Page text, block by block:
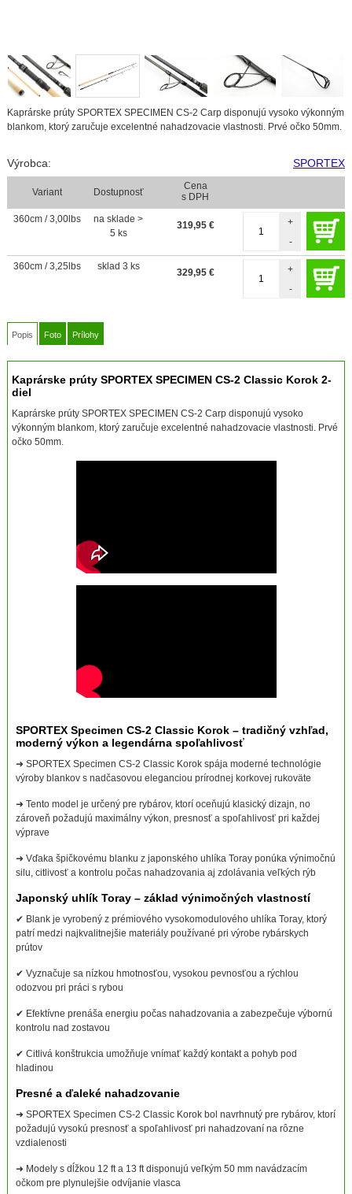
Kaprárske prúty SPORTEX SPECIMEN CS-2 Carp disponujú vysoko výkonným
blankom, ktorý zaručuje excelentné nahadzovacie vlastnosti. Prvé očko 50mm.
Výrobca: SPORTEX
Variant Dostupnosť
Cena
s DPH
360cm / 3,00lbs
na sklade >
5 ks
319,95 €
-
+
360cm / 3,25lbs sklad 3 ks
329,95 €
-
+
Popis Foto Prílohy
Kaprárske prúty SPORTEX SPECIMEN CS-2 Classic Korok 2-
diel
Kaprárske prúty SPORTEX SPECIMEN CS-2 Carp disponujú vysoko
výkonným blankom, ktorý zaručuje excelentné nahadzovacie vlastnosti. Prvé
očko 50mm.
SPORTEX Specimen CS-2 Classic Korok – tradičný vzhľad,
moderný výkon a legendárna spoľahlivosť
➜ SPORTEX Specimen CS-2 Classic Korok spája moderné technológie
výroby blankov s nadčasovou eleganciou prírodnej korkovej rukoväte
➜ Tento model je určený pre rybárov, ktorí oceňujú klasický dizajn, no
zároveň požadujú maximálny výkon, presnosť a spoľahlivosť pri každej
výprave
➜ Vďaka špičkovému blanku z japonského uhlíka Toray ponúka výnimočnú
silu, citlivosť a kontrolu počas nahadzovania aj zdolávania veľkých rýb
Japonský uhlík Toray – základ výnimočných vlastností
✔ Blank je vyrobený z prémiového vysokomodulového uhlíka Toray, ktorý
patrí medzi najkvalitnejšie materiály používané pri výrobe rybárskych
prútov
✔ Vyznačuje sa nízkou hmotnosťou, vysokou pevnosťou a rýchlou
odozvou pri práci s rybou
✔ Efektívne prenáša energiu počas nahadzovania a zabezpečuje výbornú
kontrolu nad zostavou
✔ Citlivá konštrukcia umožňuje vnímať každý kontakt a pohyb pod
hladinou
Presné a ďaleké nahadzovanie
➜ SPORTEX Specimen CS-2 Classic Korok bol navrhnutý pre rybárov, ktorí
požadujú vysokú presnosť a spoľahlivosť pri nahadzovaní na rôzne
vzdialenosti
➜ Modely s dĺžkou 12 ft a 13 ft disponujú veľkým 50 mm navádzacím
očkom pre plynulejšie odvíjanie vlasca